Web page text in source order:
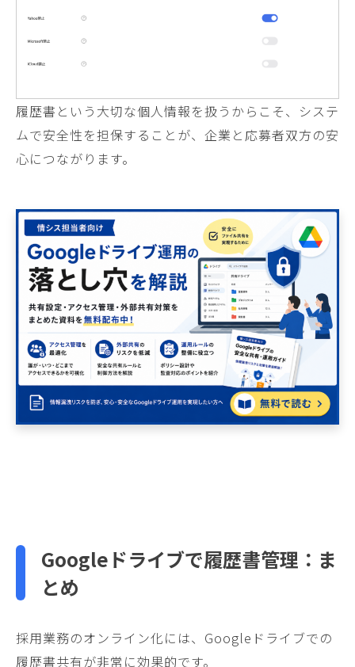
履歴書という大切な個人情報を扱うからこそ、システ
ムで安全性を担保することが、企業と応募者双方の安
心につながります。
Googleドライブで履歴書管理： ま
とめ
採用業務のオンライン化には、Googleドライブでの
履歴書共有が非常に効果的です。